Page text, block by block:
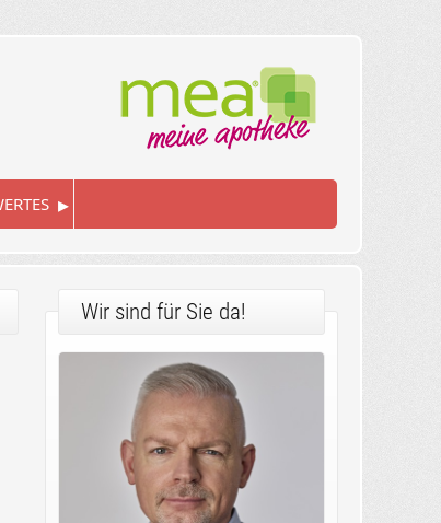
▸
Wir sind für Sie da!